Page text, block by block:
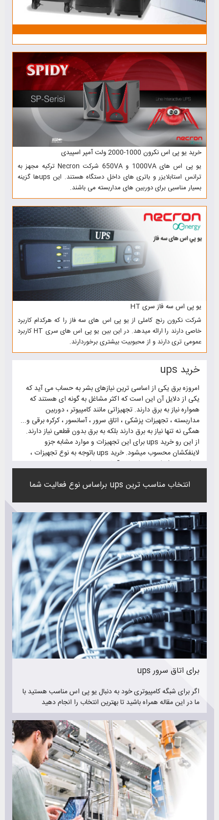
خرید یو پی اس نکرون 1000-2000 ولت آمپر اسپیدی
یو پی اس های 1000VA و 650VA شرکت Necron ترکیه مجهز به
ترانس استابلایزر و باتری های داخل دستگاه هستند. این upsها گزینه
بسیار مناسبی برای دوربین های مداربسته می باشند.
یو پی اس سه فاز سری HT
شرکت نکرون رنج کاملی از یو پی اس های سه فاز را که هرکدام کاربرد
خاصی دارند را ارائه میدهد. در این بین یو پی اس های سری HT کاربرد
عمومی تری دارند و از محبوبیت بیشتری برخوردارند.
خرید ups
امروزه برق یکی از اساسی ترین نیازهای بشر به حساب می آید که
یکی از دلایل آن این است که اکثر مشاغل به گونه ای هستند که
همواره نیاز به برق دارند. تجهیزاتی مانند کامپیوتر ، دوربین
مداربسته ، تجهیزات پزشکی ، اتاق سرور ، آسانسور ، کرکره برقی و...
همگی نه تنها نیاز به برق دارند بلکه به برق بدون قطعی نیاز دارند.
از این رو خرید ups برای این تجهیزات و موارد مشابه جزو
لاینفکشان محسوب میشود. خرید ups باتوجه به نوع تجهیزات ،
میزان مصرف انرژی و اهمیت آنها متنوع است.
برای خرید ups باید به این موارد توجه کنید تا ups مناسب با
1 - میزان مصرف تجهیزات
2 - زمان پشتیبانی ups
3 - زمان انتقال ups
4 - کیفیت خوب و طول عمر بالا
5 - گارانتی
6 - پشتیبانی و خدمات پس از فروش مناسب
7 - قیمت مناسب
8 - باتری با طول عمر بالای 5 سال
9 - محافظ در برابر بار زیاد و اتصال کوتاه
10 - ایزوله کننده پارازیت
سعی کنید در خرید ups همه این موارد در سطح خوبی قرار داشته
باشند تا خرید امنی داشته باشید و در آینده دچار مشکل نشوید
مشکلاتی مانند خرابی یو پی اس و در نتیجه آسیب رساندن به
تجهیزات. اینکه یو پی اس در کجا استفاده خواهد شد خود نکته
بسیار مهمی است چراکه اهمیت کارکرد درست و بدون ایراد ups
بالا میرود ( مانند یو پی اس اتاق عمل )
خبرنامه ( مقالات تخصصی خرید ، نگهداری و تعمیر یوپی اس )
دیدن فرمایید
برای مشاوره رایگان در خرید یوپی اس با کارشناسان تیم رایانیکس
تماس بگیرید. ما کمک خواهیم کرد ups مناسب خود را با رعایت
تمامی نکات ذکر شده در بالا خریداری کنید
فروش یو پی اس
رایانیکس با فروش یو پی اس برندهای مطرح ایرانی و ترکیه ای
همواره سعی در جلب رضایت مشتریان خود داشته است. فروش یو
پی اس نیروسان ، فروش یو پی اس فاران ، فروش یو پی اس
نکرون و همچنین فروش باتری یو پی اس از خدمات ارزشمند
رایانیکس می باشد که توانسته است به بسیاری از شهرهای کشور
انتخاب مناسب ترین ups براساس نوع فعالیت شما
ups برای اتاق سرور
اگر برای شبگه کامپیوتری خود به دنبال یو پی اس مناسب هستید با
ما در این مقاله همراه باشید تا بهترین انتخاب را انجام دهید